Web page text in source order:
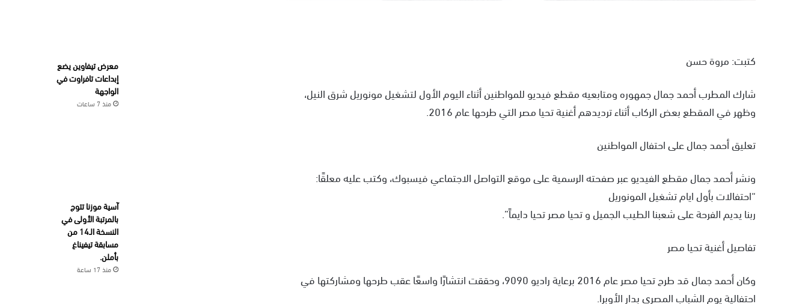
كتبت: مروة حسن
شارك المطرب أحمد جمال جمهوره ومتابعيه مقطع فيديو للمواطنين أثناء اليوم الأول لتشغيل مونوريل شرق النيل،
وظهر في المقطع بعض الركاب أثناء ترديدهم أغنية تحيا مصر التي طرحها عام 2016.
تعليق أحمد جمال على احتفال المواطنين
ونشر أحمد جمال مقطع الفيديو عبر صفحته الرسمية على موقع التواصل الاجتماعي فيسبوك، وكتب عليه معلقًا:
“احتفالات بأول ايام تشغيل المونوريل
ربنا يديم الفرحة على شعبنا الطيب الجميل و تحيا مصر تحيا دايماً”.
تفاصيل أغنية تحيا مصر
وكان أحمد جمال قد طرح تحيا مصر عام 2016 برعاية راديو 9090، وحققت انتشارًا واسعًا عقب طرحها ومشاركتها في
احتفالية يوم الشباب المصري بدار الأوبرا.
معرض تيفاوين يضع
إبداعات تافراوت في
الواجهة
منذ 7 ساعات
آسية موزنا تتوج
بالمرتبة الأولى في
النسخة الـ14 من
مسابقة تيفيناغ
بأملن.
منذ 17 ساعة